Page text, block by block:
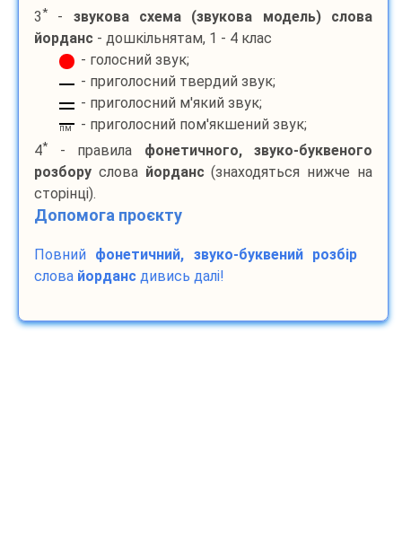
3* - звукова схема (звукова модель) слова
йорданс - дошкільнятам, 1 - 4 клас
- голосний звук;
- приголосний твердий звук;
- приголосний м'який звук;
пм
- приголосний пом'якшений звук;
4* - правила фонетичного, звуко-буквеного
розбору слова йорданс (знаходяться нижче на
сторінці).
Допомога проєкту
Повний фонетичний, звуко-буквений розбір
слова йорданс дивись далі!